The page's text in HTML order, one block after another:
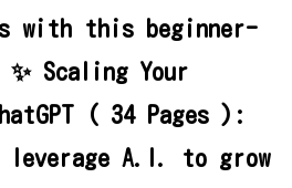
with this beginner-
Scaling Your
( 34 Pages ):
leverage A.I. to grow